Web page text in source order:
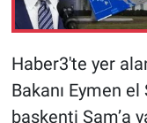
Haber3'te yer
Bakanı Eymen el
başkenti Şam’a